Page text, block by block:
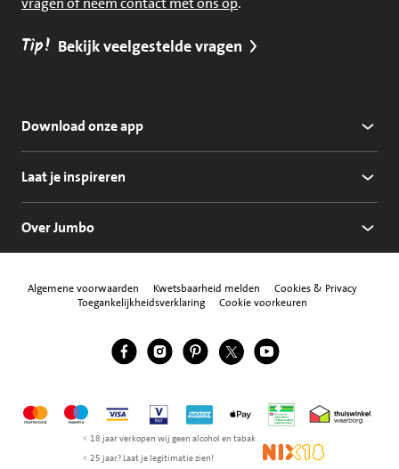
Tip! Bekijk veelgestelde vragen
Download onze app
Laat je inspireren
Over Jumbo
Algemene voorwaarden Kwetsbaarheid melden
Cookies & Privacy
Toegankelijkheidsverklaring
Cookie voorkeuren
Volg ons
Jumbo Facebook
Jumbo Instagram
Jumbo Pinterest
Jumbo Twitter
Jumbo YouTube
MastercardMaestroVisa Vpay American Express
Apple Pay Thuiswinkel
< 18 jaar verkopen wij geen alcohol en tabak
< 25 jaar? Laat je legitimatie zien!
NIX18